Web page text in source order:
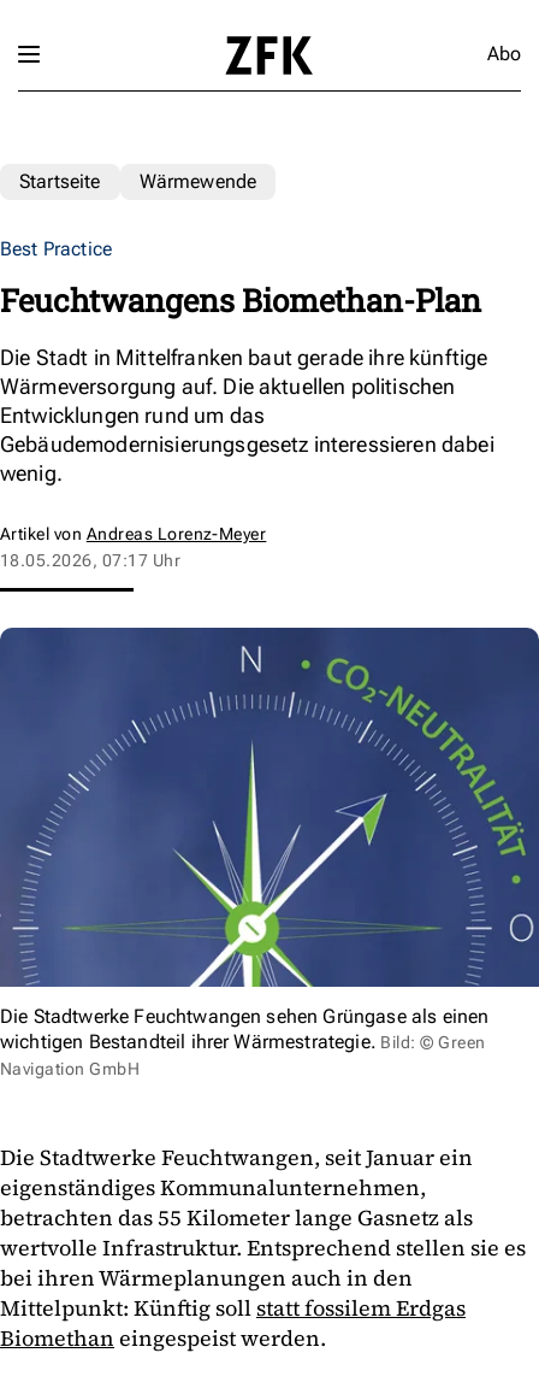
Abo
Startseite Wärmewende
Best Practice
Feuchtwangens Biomethan-Plan
Die Stadt in Mittelfranken baut gerade ihre künftige
Wärmeversorgung auf. Die aktuellen politischen
Entwicklungen rund um das
Gebäudemodernisierungsgesetz interessieren dabei
wenig.
Artikel von Andreas Lorenz-Meyer
18.05.2026, 07:17 Uhr
Die Stadtwerke Feuchtwangen sehen Grüngase als einen
wichtigen Bestandteil ihrer Wärmestrategie. Bild: © Green
Navigation GmbH
Die Stadtwerke Feuchtwangen, seit Januar ein
eigenständiges Kommunalunternehmen,
betrachten das 55 Kilometer lange Gasnetz als
wertvolle Infrastruktur. Entsprechend stellen sie es
bei ihren Wärmeplanungen auch in den
Mittelpunkt: Künftig sollstatt fossilem Erdgas
Biomethan eingespeist werden.